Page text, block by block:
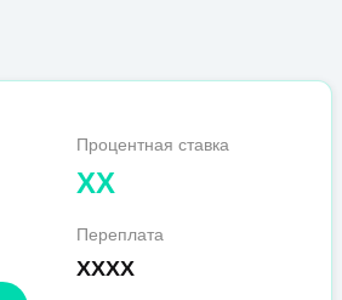
Процентная ставка
XX
Переплата
XXXX